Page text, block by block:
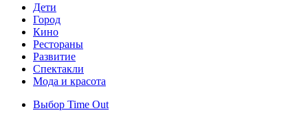
Дети
Город
Кино
Рестораны
Развитие
Спектакли
Мода и красота
Выбор Time Out